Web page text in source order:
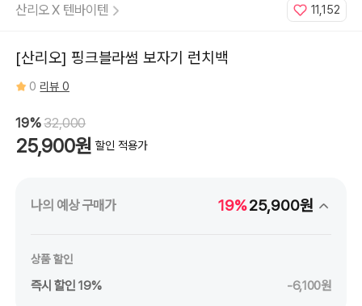
산리오 X 텐바이텐 11,152
[산리오] 핑크블라썸 보자기 런치백
0 리뷰 0
19%32,000
25,900원 할인 적용가
나의 예상 구매가 19%25,900원
상품 할인
즉시 할인 19% -6,100원